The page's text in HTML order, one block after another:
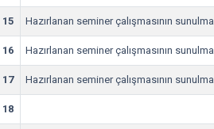
15 Hazırlanan seminer çalışmasının
16 Hazırlanan seminer çalışmasının
17 Hazırlanan seminer çalışmasının
18